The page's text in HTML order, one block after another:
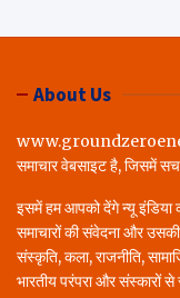
About Us
समाचार वेबसाइट है, जिसमें
इसमें हम आपको देंगे न्यू इंडिया
समाचारों की संवेदना और
संस्कृति, कला, राजनीति,
भारतीय परंपरा और संस्कारों